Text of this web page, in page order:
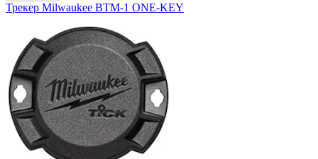
Трекер Milwaukee BTM-1 ONE-KEY